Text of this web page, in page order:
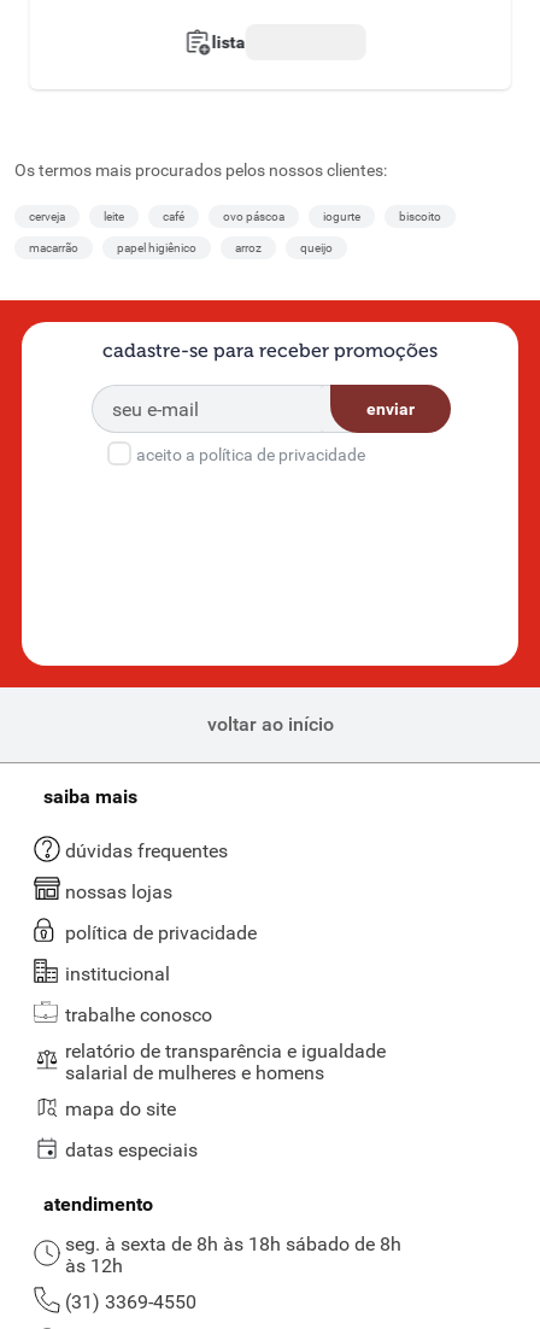
lista
Os termos mais procurados pelos nossos clientes:
cerveja leite café ovo páscoa iogurte biscoito
macarrão papel higiênico arroz queijo
cadastre-se para receber promoções
enviar
aceito a política de privacidade
voltar ao início
saiba mais
dúvidas frequentes
nossas lojas
política de privacidade
institucional
trabalhe conosco
relatório de transparência e igualdade
salarial de mulheres e homens
mapa do site
datas especiais
atendimento
seg. à sexta de 8h às 18h sábado de 8h
às 12h
(31) 3369-4550